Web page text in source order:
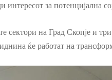
интересот за потенцијална
сектори на Град Скопје и
ќе работат на